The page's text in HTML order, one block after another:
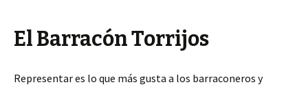
El Barracón Torrijos
Representar es lo que más gusta a los barraconeros y